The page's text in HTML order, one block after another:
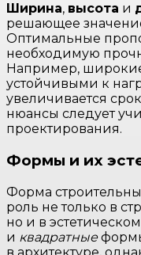
Ширина, высота и
решающее
Оптимальные
необходимую
Например,
устойчивыми к
увеличивается
нюансы следует
проектирования.
Формы и их
Форма
роль не только в
но и в
и квадратные